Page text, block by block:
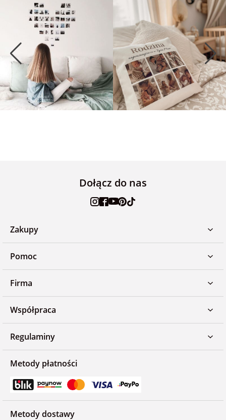
Dołącz do nas
Zakupy
Pomoc
Firma
Współpraca
Regulaminy
Metody płatności
Metody dostawy